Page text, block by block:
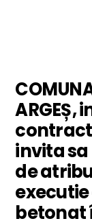
invita
de
betonat